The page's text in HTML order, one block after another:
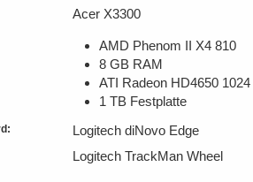
Acer X3300
AMD Phenom II X4 810
8 GB RAM
ATI Radeon HD4650
1 TB Festplatte
Logitech diNovo Edge
Logitech TrackMan Wheel